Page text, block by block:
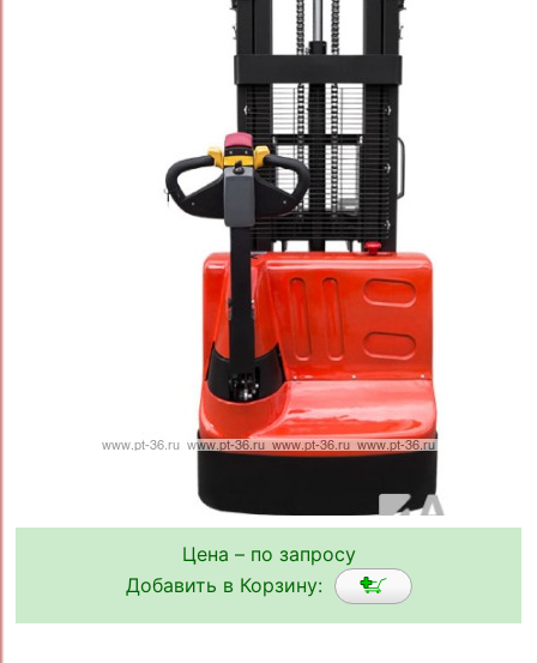
Цена – по запросу
Добавить в Корзину: